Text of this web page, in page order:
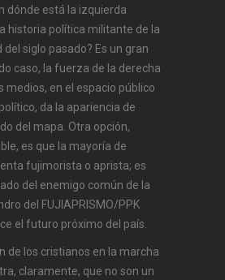
dónde está la izquierda
historia política militante de la
siglo pasado? Es un gran
caso, la fuerza de la derecha
medios, en el espacio público
da la apariencia de
del mapa. Otra opción,
es que la mayoría de
fujimorista o aprista; es
del enemigo común de la
del FUJIAPRISMO/PPK
el futuro próximo del país.
de los cristianos en la marcha
claramente, que no son un